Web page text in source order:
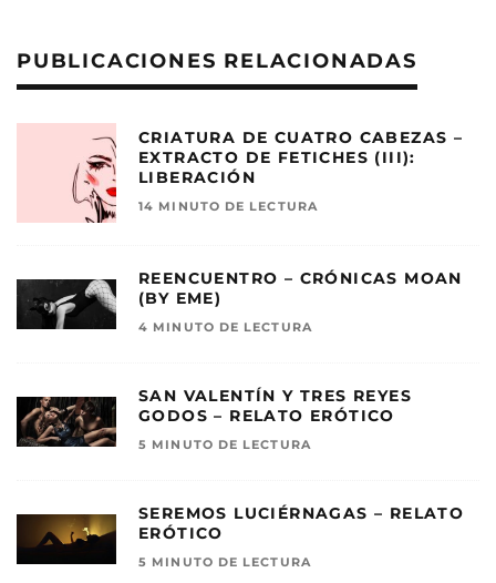
PUBLICACIONES RELACIONADAS
CRIATURA DE CUATRO CABEZAS –
EXTRACTO DE FETICHES (III):
LIBERACIÓN
14 MINUTO DE LECTURA
REENCUENTRO – CRÓNICAS MOAN
(BY EME)
4 MINUTO DE LECTURA
SAN VALENTÍN Y TRES REYES
GODOS – RELATO ERÓTICO
5 MINUTO DE LECTURA
SEREMOS LUCIÉRNAGAS – RELATO
ERÓTICO
5 MINUTO DE LECTURA